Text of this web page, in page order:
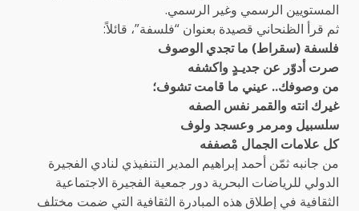
المستويين الرسمي وغير الرسمي.
ثم قرأ الظنحاني قصيدة بعنوان “فلسفة”، قائلاً:
فلسفة (سقراط) ما تجدي الوصوف
صرت أدوّر عن جديـدٍ واكشفه
من وصوفك.. عيني ما قامت تشوف؛
غيرك انته والقمر نفس الصفه
سلسبيل ومرمر وعسجد ولوف
كل علامات الجمال مْصففه
من جانبه ثمّن أحمد إبراهيم المدير التنفيذي لنادي الفجيرة
الدولي للرياضات البحرية دور جمعية الفجيرة الاجتماعية
الثقافية في إطلاق هذه المبادرة الثقافية التي ضمت مختلف